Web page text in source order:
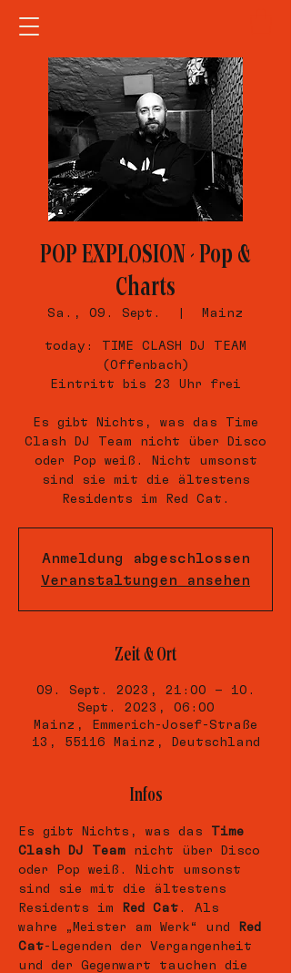
POP EXPLOSION - Pop &
Charts
Sa., 09. Sept. Mainz
today: TIME CLASH DJ TEAM
(Offenbach)
Eintritt bis 23 Uhr frei
Es gibt Nichts, was das Time
Clash DJ Team nicht über Disco
oder Pop weiß. Nicht umsonst
sind sie mit die ältestens
Residents im Red Cat.
Anmeldung abgeschlossen
Veranstaltungen ansehen
Zeit & Ort
09. Sept. 2023, 21:00 – 10.
Sept. 2023, 06:00
Mainz, Emmerich-Josef-Straße
13, 55116 Mainz, Deutschland
Infos
Es gibt Nichts, was das Time
Clash DJ Team nicht über Disco
oder Pop weiß. Nicht umsonst
sind sie mit die ältestens
Residents im
Red Cat . Als
wahre „Meister am Werk“ und
Red
Cat-Legenden der Vergangenheit
und der Gegenwart tauchen die